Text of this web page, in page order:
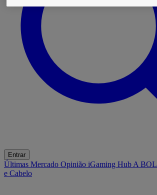
Entrar
Últimas Mercado Opinião iGaming Hub A
e Cabelo